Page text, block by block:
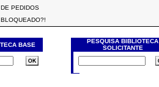
PEDIDOS
BASE
PESQUISA BIBLIOTECA
SOLICITANTE